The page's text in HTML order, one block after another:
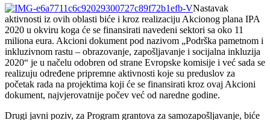
Nastavak
aktivnosti iz ovih oblasti biće i kroz realizaciju Akcionog plana IPA
2020 u okviru koga će se finansirati navedeni sektori sa oko 11
miliona eura. Akcioni dokument pod nazivom „Podrška pametnom i
inkluzivnom rastu – obrazovanje, zapošljavanje i socijalna inkluzija
2020“ je u načelu odobren od strane Evropske komisije i već sada se
realizuju određene pripremne aktivnosti koje su preduslov za
početak rada na projektima koji će se finansirati kroz ovaj Akcioni
dokument, najvjerovatnije počev već od naredne godine.
Drugi javni poziv, za Program grantova za samozapošljavanje, biće